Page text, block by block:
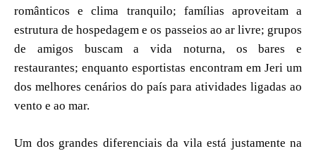
românticos e clima tranquilo; famílias aproveitam a
estrutura de hospedagem e os passeios ao ar livre; grupos
de amigos buscam a vida noturna, os bares e
restaurantes; enquanto esportistas encontram em Jeri um
dos melhores cenários do país para atividades ligadas ao
vento e ao mar.
Um dos grandes diferenciais da vila está justamente na